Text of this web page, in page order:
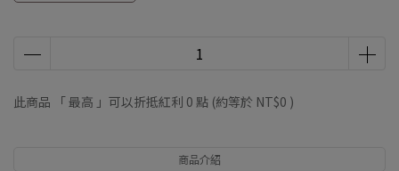
此商品 「 最高 」可以折抵紅利 0 點 (約等於 NT$0 )
商品介紹